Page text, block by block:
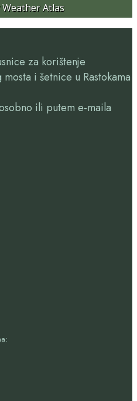
Weather Atlas
za korištenje
i šetnice u Rastokama
ili putem e-maila